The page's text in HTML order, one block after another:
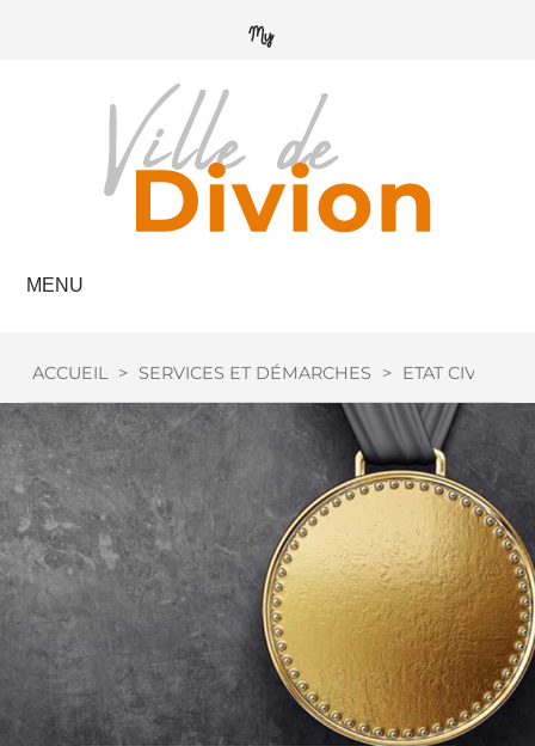
MENU
ACCUEIL > SERVICES ET DÉMARCHES > ETAT CIVIL